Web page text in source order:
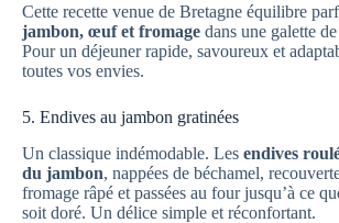
Cette recette venue de Bretagne équilibre
jambon, œuf et fromage dans une galette
Pour un déjeuner rapide, savoureux et
toutes vos envies.
5. Endives au jambon gratinées
Un classique indémodable. Les endives
du jambon, nappées de béchamel,
fromage râpé et passées au four jusqu’à ce
soit doré. Un délice simple et réconfortant.